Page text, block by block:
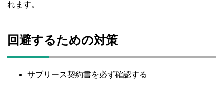
れます。
回避するための対策
サブリース契約書を必ず確認する